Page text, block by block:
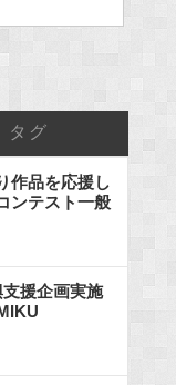
タグ
作品を応援し
ンテスト一般
支援企画実施